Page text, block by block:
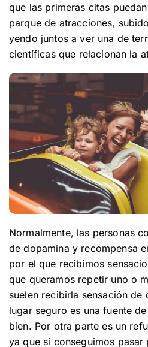
que las primeras citas
parque de atracciones,
yendo juntos a ver una de
científicas que relacionan la
Normalmente, las personas
de dopamina y recompensa
por el que recibimos
que queramos repetir uno o
suelen recibirla sensación de
lugar seguro es una fuente
bien. Por otra parte es un
ya que si conseguimos pasar